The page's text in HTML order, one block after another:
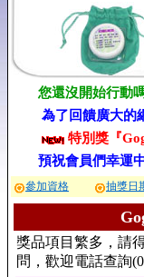
您還沒開始行動
為了回饋廣大的網
特別獎『
預祝會員們幸運中
參加資格 抽獎日
獎品項目繁多，請
問，歡迎電話查詢